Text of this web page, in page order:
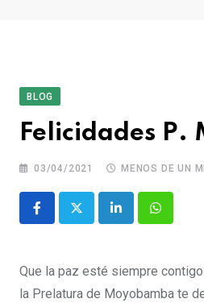
BLOG
Felicidades P.
03/04/2021 MENOS DE UN
Que la paz esté siempre
la Prelatura de Moyobamba te